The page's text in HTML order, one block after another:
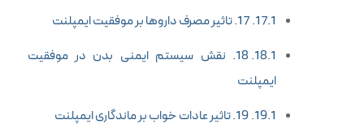
17. تاثیر مصرف داروها بر موفقیت ایمپلنت
18. نقش سیستم ایمنی بدن در موفقیت
ایمپلنت
19. تاثیر عادات خواب بر ماندگاری ایمپلنت